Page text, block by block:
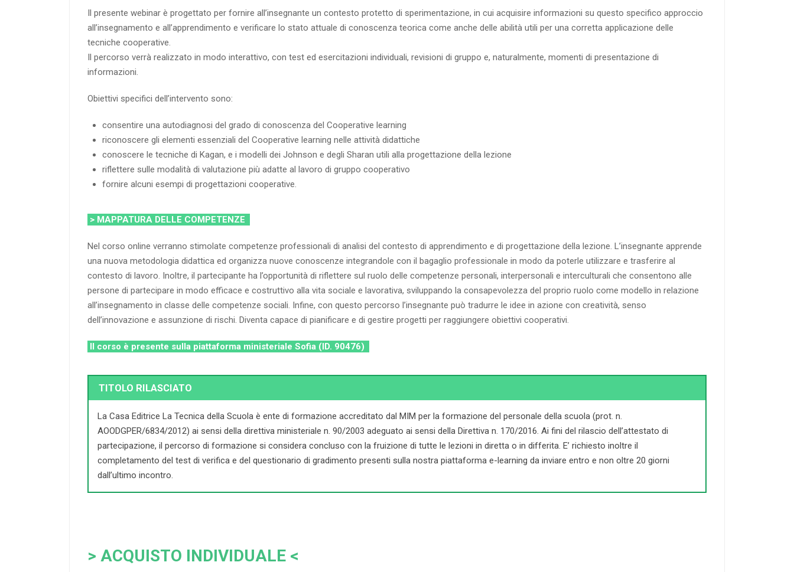
Il presente webinar è progettato per fornire all’insegnante un contesto protetto di sperimentazione, in cui acquisire informazioni su questo specifico approccio
all’insegnamento e all’apprendimento e verificare lo stato attuale di conoscenza teorica come anche delle abilità utili per una corretta applicazione delle
tecniche cooperative.
Il percorso verrà realizzato in modo interattivo, con test ed esercitazioni individuali, revisioni di gruppo e, naturalmente, momenti di presentazione di
informazioni.
Obiettivi specifici dell’intervento sono:
consentire una autodiagnosi del grado di conoscenza del Cooperative learning
riconoscere gli elementi essenziali del Cooperative learning nelle attività didattiche
conoscere le tecniche di Kagan, e i modelli dei Johnson e degli Sharan utili alla progettazione della lezione
riflettere sulle modalità di valutazione più adatte al lavoro di gruppo cooperativo
fornire alcuni esempi di progettazioni cooperative.
> MAPPATURA DELLE COMPETENZE
Nel corso online verranno stimolate competenze professionali di analisi del contesto di apprendimento e di progettazione della lezione. L’insegnante apprende
una nuova metodologia didattica ed organizza nuove conoscenze integrandole con il bagaglio professionale in modo da poterle utilizzare e trasferire al
contesto di lavoro. Inoltre, il partecipante ha l’opportunità di riflettere sul ruolo delle competenze personali, interpersonali e interculturali che consentono alle
persone di partecipare in modo efficace e costruttivo alla vita sociale e lavorativa, sviluppando la consapevolezza del proprio ruolo come modello in relazione
all’insegnamento in classe delle competenze sociali. Infine, con questo percorso l’insegnante può tradurre le idee in azione con creatività, senso
dell’innovazione e assunzione di rischi. Diventa capace di pianificare e di gestire progetti per raggiungere obiettivi cooperativi.
Il corso è presente sulla piattaforma ministeriale Sofia (ID. 90476)
TITOLO RILASCIATO
La Casa Editrice La Tecnica della Scuola è ente di formazione accreditato dal MIM per la formazione del personale della scuola (prot. n.
AOODGPER/6834/2012) ai sensi della direttiva ministeriale n. 90/2003 adeguato ai sensi della Direttiva n. 170/2016. Ai fini del rilascio dell’attestato di
partecipazione, il percorso di formazione si considera concluso con la fruizione di tutte le lezioni in diretta o in differita. E’ richiesto inoltre il
completamento del test di verifica e del questionario di gradimento presenti sulla nostra piattaforma e-learning da inviare entro e non oltre 20 giorni
dall’ultimo incontro.
> ACQUISTO INDIVIDUALE <